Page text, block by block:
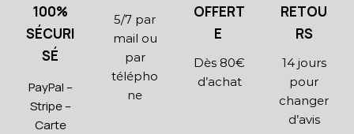
100%
SÉCURI
SÉ
PayPal –
Stripe –
Carte
5/7 par
mail ou
par
télépho
ne
OFFERT
E
Dès 80€
d’achat
RETOU
RS
14 jours
pour
changer
d’avis